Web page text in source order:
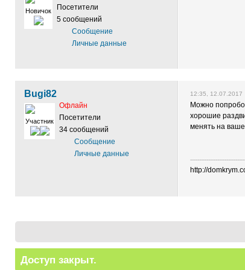
Новичок
Посетители
5 сообщений
Сообщение
Личные данные
Bugi82
Участник
Офлайн
Посетители
34 сообщений
Сообщение
Личные данные
12:35,
Можно
хорошие
менять на
http://
Доступ закрыт.